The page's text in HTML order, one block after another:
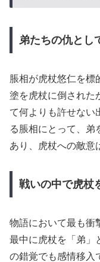
弟たちの仇とし
脹相が虎杖悠仁を
塗を虎杖に倒された
て何よりも許せない
る脹相にとって、弟
あり、虎杖への敵意
戦いの中で虎杖
物語において最も衝
最中に虎杖を「弟」
の錯覚でも感情移入